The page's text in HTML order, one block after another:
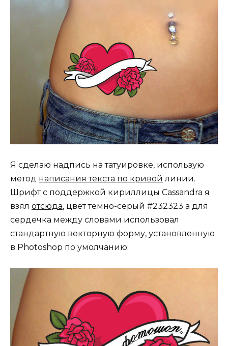
Я сделаю надпись на татуировке, использую
метод написания текста по кривой линии.
Шрифт с поддержкой кириллицы Cassandra я
взял отсюда, цвет тёмно-серый #232323 а для
сердечка между словами использовал
стандартную векторную форму, установленную
в Photoshop по умолчанию: